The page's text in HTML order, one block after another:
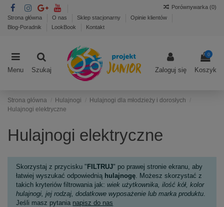
Strona główna O nas Sklep stacjonarny
Opinie klientów
Blog-Poradnik
LookBook Kontakt
Porównywarka (0)
Menu Szukaj Zaloguj się
0
Koszyk
Strona główna Hulajnogi
Hulajnogi dla młodzieży i dorosłych
Hulajnogi elektryczne
Hulajnogi elektryczne
Skorzystaj z przycisku " FILTRUJ" po prawej stronie ekranu, aby
łatwiej wyszukać odpowiednią hulajnogę . Możesz skorzystać z
takich kryteriów filtrowania jak:wiek użytkownika, ilość kół, kolor
hulajnogi, jej rodzaj, dodatkowe wyposażenie lub marka produktu
Jeśli masz pytania napisz do nas